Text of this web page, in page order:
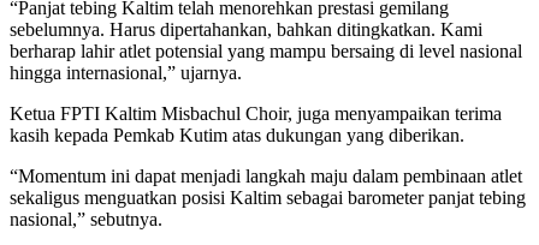
“Panjat tebing Kaltim telah menorehkan prestasi gemilang
sebelumnya. Harus dipertahankan, bahkan ditingkatkan. Kami
berharap lahir atlet potensial yang mampu bersaing di level nasional
hingga internasional,” ujarnya.
Ketua FPTI Kaltim Misbachul Choir, juga menyampaikan terima
kasih kepada Pemkab Kutim atas dukungan yang diberikan.
“Momentum ini dapat menjadi langkah maju dalam pembinaan atlet
sekaligus menguatkan posisi Kaltim sebagai barometer panjat tebing
nasional,” sebutnya.